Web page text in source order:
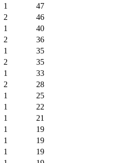
1
47
2
46
1
40
2
36
1
35
2
35
1
33
2
28
1
25
1
22
1
21
1
19
1
19
1
19